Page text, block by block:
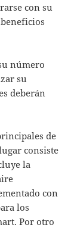
con su
número
su
deberán
de
consiste
la
con
los
Por otro